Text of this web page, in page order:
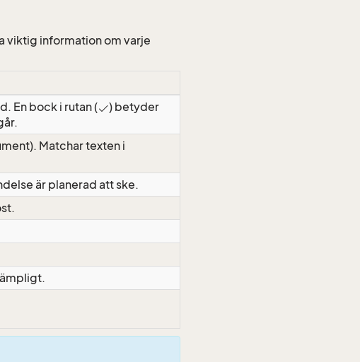
viktig information om varje
En bock i rutan (
) betyder
Matchar texten i
är planerad att ske.